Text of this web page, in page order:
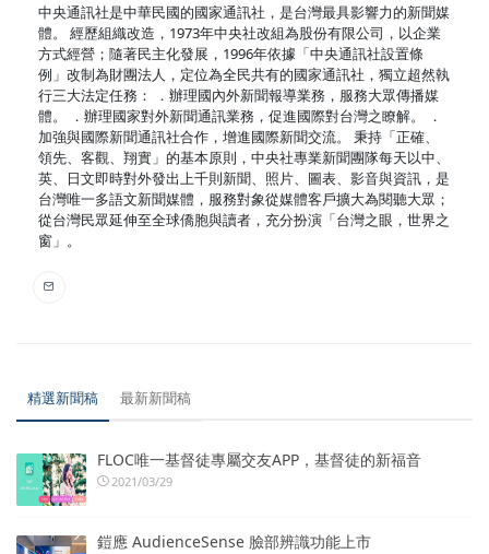
中央通訊社是中華民國的國家通訊社，是台灣最具影響力的新聞媒
體。 經歷組織改造，1973年中央社改組為股份有限公司，以企業
方式經營；隨著民主化發展，1996年依據「中央通訊社設置條
例」改制為財團法人，定位為全民共有的國家通訊社，獨立超然執
行三大法定任務： ．辦理國內外新聞報導業務，服務大眾傳播媒
體。 ．辦理國家對外新聞通訊業務，促進國際對台灣之瞭解。 ．
加強與國際新聞通訊社合作，增進國際新聞交流。 秉持「正確、
領先、客觀、翔實」的基本原則，中央社專業新聞團隊每天以中、
英、日文即時對外發出上千則新聞、照片、圖表、影音與資訊，是
台灣唯一多語文新聞媒體，服務對象從媒體客戶擴大為閱聽大眾；
從台灣民眾延伸至全球僑胞與讀者，充分扮演「台灣之眼，世界之
窗」。
精選新聞稿 最新新聞稿
FLOC唯一基督徒專屬交友APP，基督徒的新福音
2021/03/29
鎧應 AudienceSense 臉部辨識功能上市